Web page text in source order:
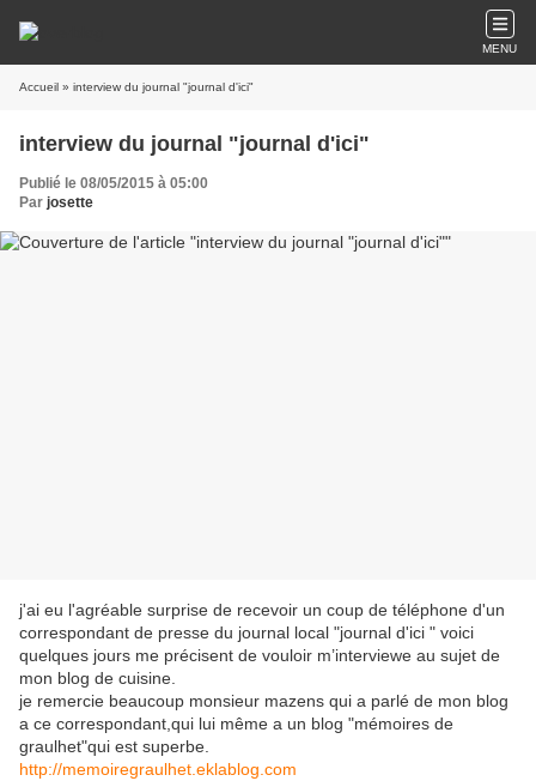
MENU
Accueil » interview du journal "journal d'ici"
interview du journal "journal d'ici"
Publié le 08/05/2015 à 05:00
Par josette
j'ai eu l'agréable surprise de recevoir un coup de téléphone d'un
correspondant de presse du journal local "journal d'ici " voici
quelques jours me précisent de vouloir m’interviewe au sujet de
mon blog de cuisine.
je remercie beaucoup monsieur mazens qui a parlé de mon blog
a ce correspondant,qui lui même a un blog "mémoires de
graulhet"qui est superbe.
http://memoiregraulhet.eklablog.com